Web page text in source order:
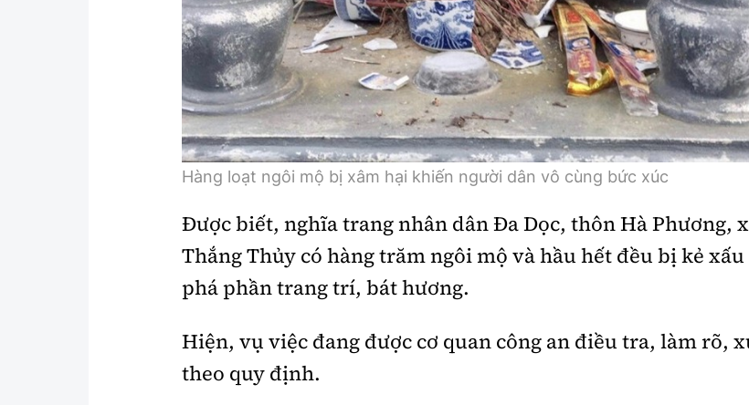
Hàng loạt ngôi mộ bị xâm hại khiến người dân vô cùng bức xúc
Được biết, nghĩa trang nhân dân Đa Dọc, thôn Hà Phương,
Thắng Thủy có hàng trăm ngôi mộ và hầu hết đều bị kẻ xấu
phá phần trang trí, bát hương.
Hiện, vụ việc đang được cơ quan công an điều tra, làm rõ,
theo quy định.